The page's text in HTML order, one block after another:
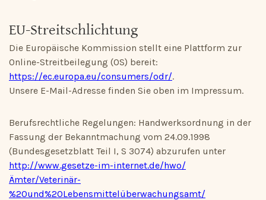
EU-Streitschlichtung
Die Europäische Kommission stellt eine Plattform zur
Online-Streitbeilegung (OS) bereit:
https://ec.europa.eu/consumers/odr/.
Unsere E-Mail-Adresse finden Sie oben im Impressum.
Berufsrechtliche Regelungen: Handwerksordnung in der
Fassung der Bekanntmachung vom 24.09.1998
(Bundesgesetzblatt Teil I, S 3074) abzurufen unter
http://www.gesetze-im-internet.de/hwo/
Ämter/Veterinär-
%20und%20Lebensmittelüberwachungsamt/